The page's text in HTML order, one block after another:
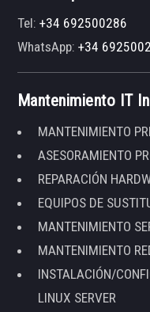
Tel:+34 692500286
WhatsApp:+34
Mantenimiento IT
MANTENIMIENTO
ASESORAMIENTO
REPARACIÓN
EQUIPOS DE
MANTENIMIENTO
MANTENIMIENTO
INSTALACIÓN/
LINUX SERVER